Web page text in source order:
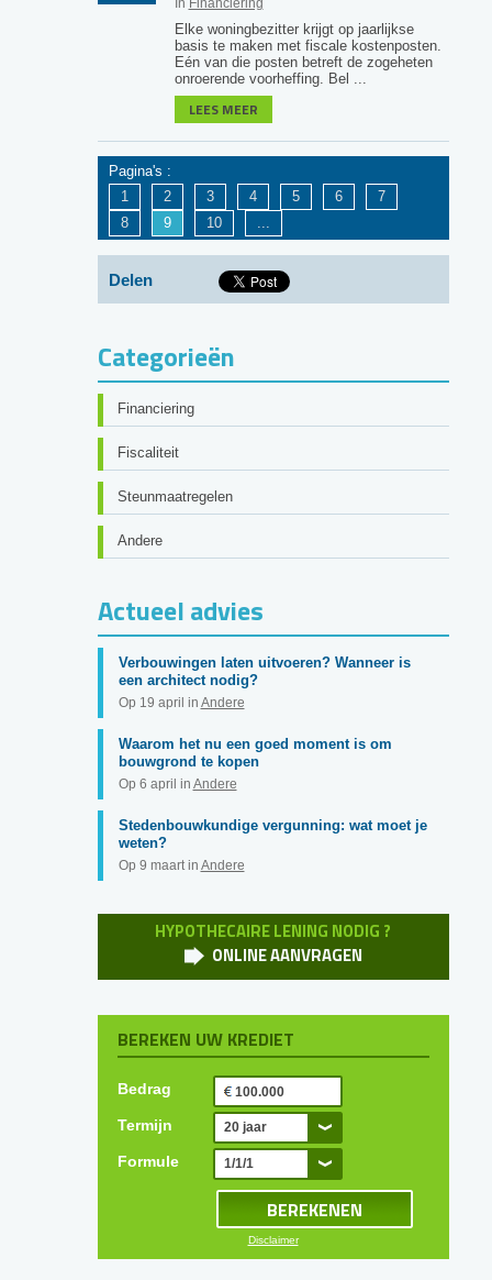
In Financiering
Elke woningbezitter krijgt op jaarlijkse
basis te maken met fiscale kostenposten.
Eén van die posten betreft de zogeheten
onroerende voorheffing. Bel ...
LEES MEER
Pagina's :
1
2 3 4 5 6
7
8
9 10 ...
Delen
Categorieën
Financiering
Fiscaliteit
Steunmaatregelen
Andere
Actueel advies
Verbouwingen laten uitvoeren? Wanneer is
een architect nodig?
Op 19 april in Andere
Waarom het nu een goed moment is om
bouwgrond te kopen
Op 6 april in Andere
Stedenbouwkundige vergunning: wat moet je
weten?
Op 9 maart in Andere
HYPOTHECAIRE LENING NODIG ?
ONLINE AANVRAGEN
BEREKEN UW KREDIET
Bedrag
Termijn 20 jaar
Formule 1/1/1
Disclaimer